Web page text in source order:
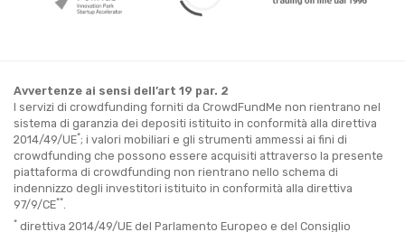
Avvertenze ai sensi dell’art 19 par. 2
I servizi di crowdfunding forniti da CrowdFundMe non rientrano nel
sistema di garanzia dei depositi istituito in conformità alla direttiva
2014/49/UE*; i valori mobiliari e gli strumenti ammessi ai fini di
crowdfunding che possono essere acquisiti attraverso la presente
piattaforma di crowdfunding non rientrano nello schema di
indennizzo degli investitori istituito in conformità alla direttiva
97/9/CE**
* direttiva 2014/49/UE del Parlamento Europeo e del Consiglio